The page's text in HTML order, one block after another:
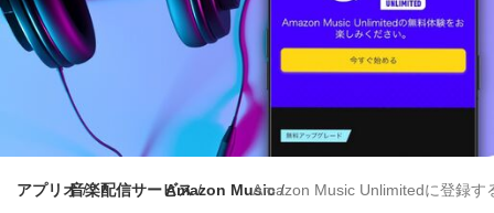
ツ
アプリオ音楽配信サービスAmazon MusicAmazon Music Unlimitedに登録す